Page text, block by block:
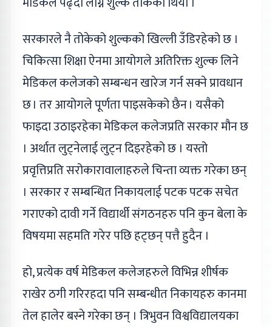
सरकारले नै तोकेको शुल्कको खिल्ली उँडिरहेको छ ।
चिकित्सा शिक्षा ऐनमा आयोगले अतिरिक्त शुल्क लिने
मेडिकल कलेजको सम्बन्धन खारेज गर्न सक्ने प्रावधान
छ । तर आयोगले पूर्णता पाइसकेको छैन । यसैको
फाइदा उठाइरहेका मेडिकल कलेजप्रति सरकार मौन छ
। अर्थात लुट्नेलाई लुट्न दिइरहेको छ । यस्तो
प्रवृत्तिप्रति सरोकारावालाहरुले चिन्ता व्यक्त गरेका छन्
। सरकार र सम्बन्धित निकायलाई पटक पटक सचेत
गराएको दावी गर्ने विद्यार्थी संगठनहरु पनि कुन बेला के
विषयमा सहमति गरेर पछि हट्छन् पत्तै हुदैन ।
हो, प्रत्येक वर्ष मेडिकल कलेजहरुले विभिन्न शीर्षक
राखेर ठगी गरिरहदा पनि सम्बन्धीत निकायहरु कानमा
तेल हालेर बस्ने गरेका छन् । त्रिभुवन विश्वविद्यालयका